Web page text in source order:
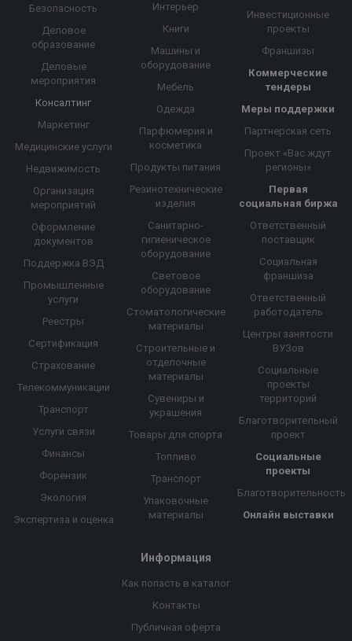
Безопасность
Деловое
образование
Деловые
мероприятия
Консалтинг
Маркетинг
Медицинские услуги
Недвижимость
Организация
мероприятий
Оформление
документов
Поддержка ВЭД
Промышленные
услуги
Реестры
Сертификация
Страхование
Телекоммуникации
Транспорт
Услуги связи
Финансы
Форензик
Экология
Экспертиза и оценка
Интерьер
Книги
Машины и
оборудование
Мебель
Одежда
Парфюмерия и
косметика
Продукты питания
Резинотехнические
изделия
Санитарно-
гигиеническое
оборудование
Световое
оборудование
Стоматологические
материалы
Строительные и
отделочные
материалы
Сувениры и
украшения
Товары для спорта
Топливо
Транспорт
Упаковочные
материалы
Инвестиционные
проекты
Франшизы
Коммерческие
тендеры
Меры поддержки
Партнерская сеть
Проект «Вас ждут
регионы»
Первая
социальная биржа
Ответственный
поставщик
Социальная
франшиза
Ответственный
работодатель
Центры занятости
ВУЗов
Социальные
проекты
территорий
Благотворительный
проект
Социальные
проекты
Благотворительность
Онлайн выставки
Информация
Как попасть в каталог
Контакты
Публичная оферта